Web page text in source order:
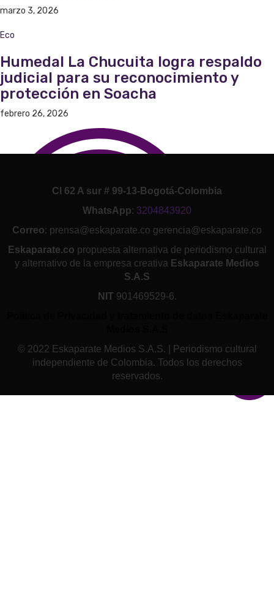
marzo 3, 2026
Eco
Humedal La Chucuita logra respaldo
judicial para su reconocimiento y
protección en Soacha
febrero 26, 2026
Cl 62 A sur # 99-13-Bogotá-Colombia
WhatsApp: 3204843920
Correo: prensa@eskaparate.co gerencia@eskaparate.co
Eskaparate.co propuesta alternativa de periodismo cultural
y alternativo de la empresa creativa Eskaparate Medios
S.A.S
NIT 901469529-6.
© 2022 Eskaparate Medios S.A.S. | Periodismo cultural
independiente de Colombia. Todos los derechos
reservados.